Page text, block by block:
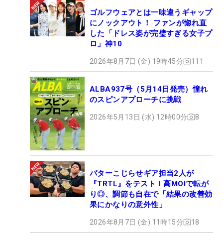
ゴルフウェアとは一味違うギャップ
にノックアウト！ ファンが惚れ直
した「ドレス姿が完璧すぎる女子プ
ロ」神10
2026年8月7日 (金) 19時45分 111
ALBA937号（5月14日発売）憧れ
のスピンアプローチに挑戦
2026年5月13日 (水) 12時00分 8
パターこじらせギア担当2人が
『TRTL』をテスト！高MOIで転が
り◎、調節も自在で「結果の改善効
果にかなりの意外性」
2026年8月7日 (金) 11時15分 18